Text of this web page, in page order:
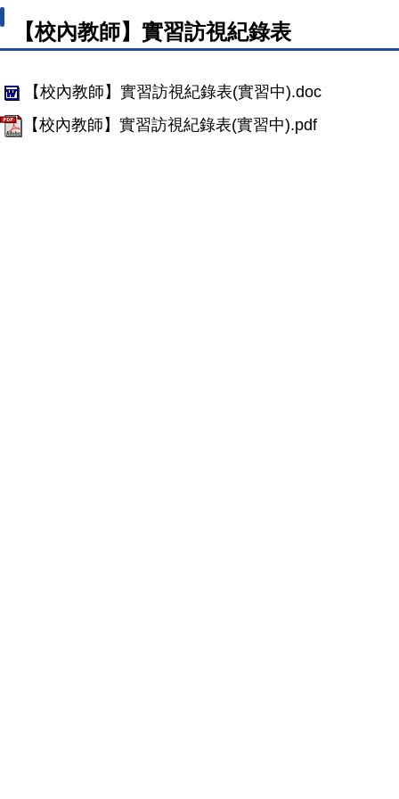
【校內教師】實習訪視紀錄表
【校內教師】實習訪視紀錄表(實習中).doc
【校內教師】實習訪視紀錄表(實習中).pdf